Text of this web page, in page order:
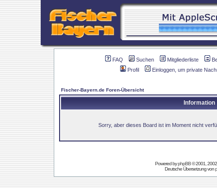
FAQ Suchen Mitgliederliste
Profil
Einloggen, um private
Fischer-Bayern.de Foren-Übersicht
Information
Sorry, aber dieses Board ist im Moment nicht
Powered byphpBB© 2001,
Deutsche Übersetzung von